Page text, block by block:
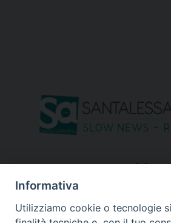
seguici su
Informativa
Utilizziamo cookie o tecnologie